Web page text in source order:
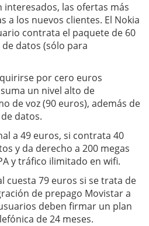
interesados, las ofertas más
a los nuevos clientes. El Nokia
contrata el paquete de 60
datos (sólo para
por cero euros
un nivel alto de
de voz (90 euros), además de
datos.
a 49 euros, si contrata 40
y da derecho a 200 megas
y tráfico ilimitado en wifi.
cuesta 79 euros si se trata de
de prepago Movistar a
deben firmar un plan
de 24 meses.